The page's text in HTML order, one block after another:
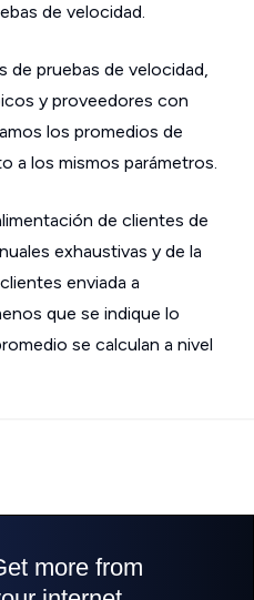
de velocidad.
de pruebas de velocidad,
y proveedores con
los promedios de
a los mismos parámetros.
de clientes de
exhaustivas y de la
enviada a
que se indique lo
se calculan a nivel